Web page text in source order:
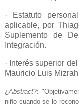
· Estatuto
aplicable, por
Suplemento de
Integración.
· Interés superior
Mauricio Luis
¿ Abstract?:
niño cuando se lo